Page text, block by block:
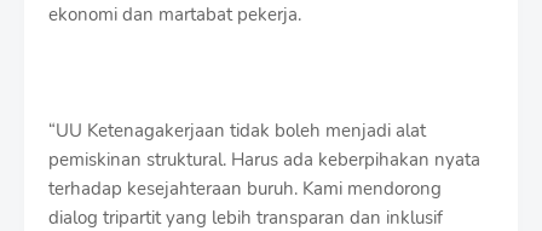
ekonomi dan martabat pekerja.
“UU Ketenagakerjaan tidak boleh menjadi alat
pemiskinan struktural. Harus ada keberpihakan nyata
terhadap kesejahteraan buruh. Kami mendorong
dialog tripartit yang lebih transparan dan inklusif